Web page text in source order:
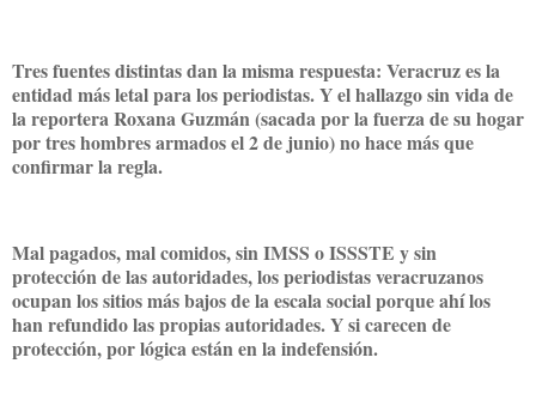
Tres fuentes distintas dan la misma respuesta: Veracruz es la
entidad más letal para los periodistas. Y el hallazgo sin vida de
la reportera Roxana Guzmán (sacada por la fuerza de su hogar
por tres hombres armados el 2 de junio) no hace más que
confirmar la regla.
Mal pagados, mal comidos, sin IMSS o ISSSTE y sin
protección de las autoridades, los periodistas veracruzanos
ocupan los sitios más bajos de la escala social porque ahí los
han refundido las propias autoridades. Y si carecen de
protección, por lógica están en la indefensión.